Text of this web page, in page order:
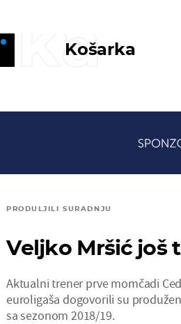
Košarka
PRODULJILI SURADNJU
Veljko Mršić još
Aktualni trener prve momčadi
euroligaša dogovorili su
sa sezonom 2018/19.